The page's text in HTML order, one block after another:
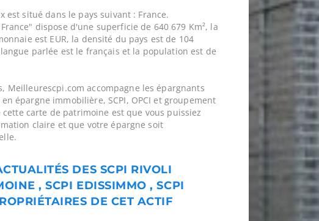
est situé dans le pays suivant : France.
dispose d'une superficie de 640 679 Km², la
est EUR, la densité du pays est de 104
parlée est le français et la population est de
Meilleurescpi.com accompagne les épargnants
épargne immobilière, SCPI, OPCI et groupement
carte de patrimoine est que vous puissiez
claire et que votre épargne soit
DES SCPI RIVOLI
, SCPI EDISSIMMO , SCPI
DE CET ACTIF